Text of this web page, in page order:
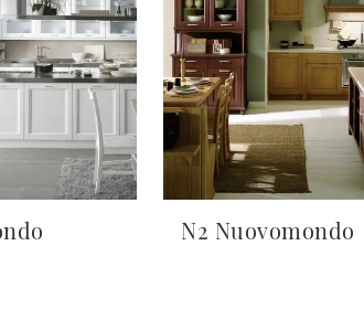
N2 Nuovomondo